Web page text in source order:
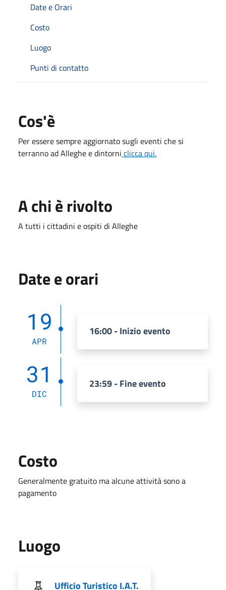
Date e Orari
Costo
Luogo
Punti di contatto
Cos'è
Per essere sempre aggiornato sugli eventi che si
terranno ad Alleghe e dintorni clicca qui.
A chi è rivolto
A tutti i cittadini e ospiti di Alleghe
Date e orari
19
APR
16:00 - Inizio evento
31
DIC
23:59 - Fine evento
Costo
Generalmente gratuito ma alcune attività sono a
pagamento
Luogo
Ufficio Turistico I.A.T.